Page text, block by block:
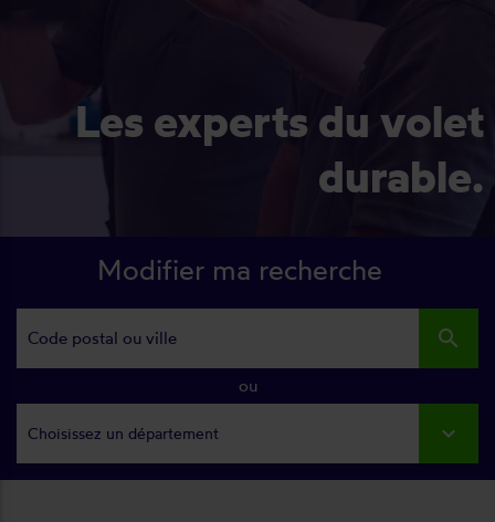
Les experts du volet
durable.
Modifier ma recherche
search
ou
Choisissez un département